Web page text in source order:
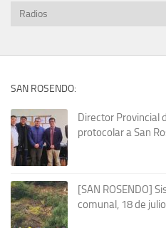
SAN ROSENDO:
Director Provincial
protocolar a San
[SAN ROSENDO]
comunal, 18 de